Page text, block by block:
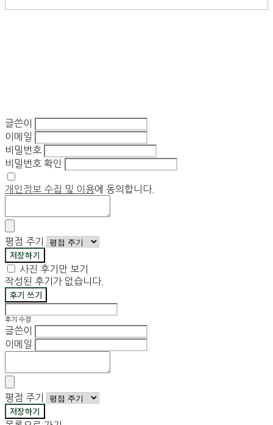
글쓴이
이메일
비밀번호
비밀번호 확인
개인정보 수집 및 이용에 동의합니다.
평점 주기
저장하기
사진 후기만 보기
작성된 후기가 없습니다.
후기 쓰기
후기 수정
글쓴이
이메일
평점 주기
저장하기